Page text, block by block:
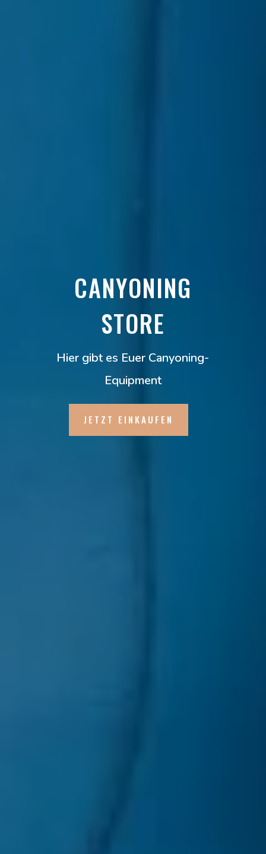
CANYONING
STORE
Hier gibt es Euer Canyoning-
Equipment
JETZT EINKAUFEN